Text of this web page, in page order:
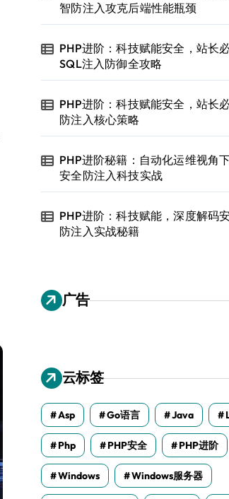
智防注入攻克后端性能瓶颈
PHP进阶：科技赋能安全，站长
SQL注入防御全攻略
PHP进阶：科技赋能安全，站长
防注入核心策略
PHP进阶秘籍：自动化运维视角
安全防注入科技实战
PHP进阶：科技赋能，深度解码
防注入实战秘籍
广告
云标签
Asp Go语言 Java
Php PHP安全 PHP进阶
Windows Windows服务器